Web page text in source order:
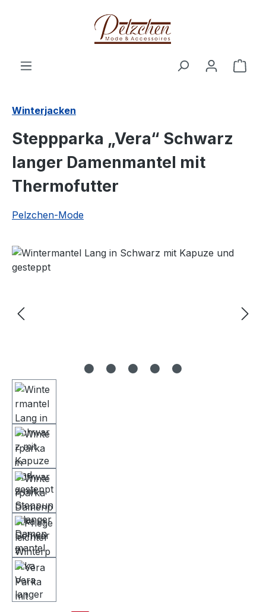
Zum Hauptinhalt springen
Winterjacken
Steppparka „Vera“ Schwarz
langer Damenmantel mit
Thermofutter
Pelzchen-Mode
Bildergalerie überspringen